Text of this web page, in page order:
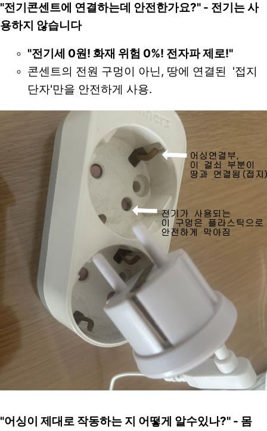
"전기콘센트에 연결하는데 안전한가요?" - 전기는 사
용하지 않습니다
"전기세 0원! 화재 위험 0%! 전자파 제로!"
콘센트의 전원 구멍이 아닌, 땅에 연결된  '접지
단자'만을 안전하게 사용.
"어싱이 제대로 작동하는 지 어떻게 알수있나?" - 몸